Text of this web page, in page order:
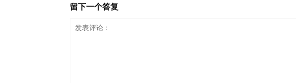
留下一个答复